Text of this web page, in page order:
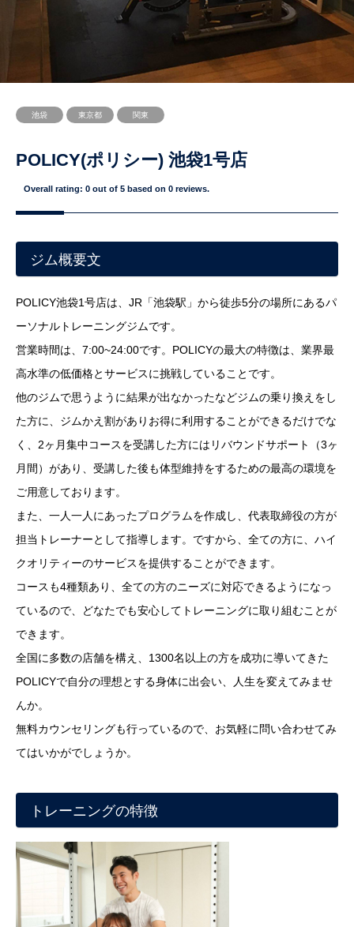
池袋 東京都 関東
POLICY(ポリシー) 池袋1号店
Overall rating: 0 out of 5 based on 0 reviews.
ジム概要文
POLICY池袋1号店は、JR「池袋駅」から徒歩5分の場所にあるパ
ーソナルトレーニングジムです。
営業時間は、7:00~24:00です。POLICYの最大の特徴は、業界最
高水準の低価格とサービスに挑戦していることです。
他のジムで思うように結果が出なかったなどジムの乗り換えをし
た方に、ジムかえ割がありお得に利用することができるだけでな
く、2ヶ月集中コースを受講した方にはリバウンドサポート（3ヶ
月間）があり、受講した後も体型維持をするための最高の環境を
ご用意しております。
また、一人一人にあったプログラムを作成し、代表取締役の方が
担当トレーナーとして指導します。ですから、全ての方に、ハイ
クオリティーのサービスを提供することができます。
コースも4種類あり、全ての方のニーズに対応できるようになっ
ているので、どなたでも安心してトレーニングに取り組むことが
できます。
全国に多数の店舗を構え、1300名以上の方を成功に導いてきた
POLICYで自分の理想とする身体に出会い、人生を変えてみませ
んか。
無料カウンセリングも行っているので、お気軽に問い合わせてみ
てはいかがでしょうか。
トレーニングの特徴